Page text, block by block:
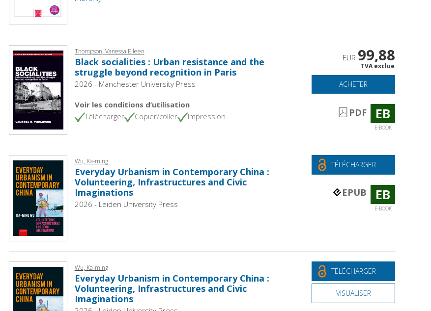
Thompson, Vanessa Eileen
Black socialities : Urban resistance and the
struggle beyond recognition in Paris
2026 - Manchester University Press
Voir les conditions d’utilisation
Télécharger
Copier/coller Impression
EUR 99,88
TVA exclue
ACHETER
PDF EB
E-BOOK
Wu, Ka-ming
Everyday Urbanism in Contemporary China :
Volunteering, Infrastructures and Civic
Imaginations
2026 - Leiden University Press
TÉLÉCHARGER
EPUB EB
E-BOOK
Wu, Ka-ming
Everyday Urbanism in Contemporary China :
Volunteering, Infrastructures and Civic
Imaginations
TÉLÉCHARGER
VISUALISER